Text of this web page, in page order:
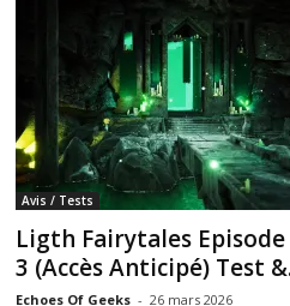
e
s
O
f
G
Avis / Tests
Ligth Fairytales Episode
3 (Accès Anticipé) Test
Echoes Of Geeks - 26 mars 2026